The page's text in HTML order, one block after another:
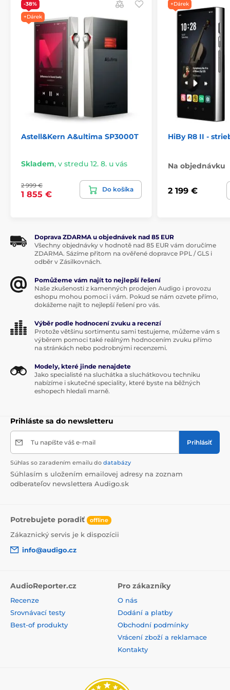
Špecifikácia
-38%
+Dárek
Astell&Kern A&ultima SP3000T
Skladem, v stredu 12. 8. u vás
2 999 €
1 855 €
Do košíka
+Dárek
HiBy R8 II -
Na objednávku
2 199 €
Doprava ZDARMA u objednávek nad 85 EUR
Všechny objednávky v hodnotě nad 85 EUR vám doručíme
ZDARMA. Sázíme přitom na ověřené dopravce PPL / GLS i
odběr v Zásilkovnách.
Pomůžeme vám najít to nejlepší řešení
Naše zkušenosti z kamenných prodejen Audigo i provozu
eshopu mohou pomoci i vám. Pokud se nám ozvete přímo,
dokážeme najít to nejlepší řešení pro vás.
Výběr podle hodnocení zvuku a recenzí
Protože většinu sortimentu sami testujeme, můžeme vám s
výběrem pomoci také reálným hodnocením zvuku přímo
na stránkách nebo podrobnými recenzemi.
Modely, které jinde nenajdete
Jako specialisté na sluchátka a sluchátkovou techniku
nabízíme i skutečné speciality, které byste na běžných
eshopech hledali marně.
Prihláste sa do newsletteru
Tu napíšte váš e-mail Prihlásiť
Súhlas so zaradením emailu do databázy
Súhlasím s uložením emailovej adresy na zoznam
odberateľov newslettera Audigo.sk
Potrebujete poradiť offline
Zákaznický servis je k dispozícii
info@audigo.cz
AudioReporter.cz
Recenze
Srovnávací testy
Best-of produkty
Pro zákazníky
O nás
Dodání a platby
Obchodní podmínky
Vrácení zboží a reklamace
Kontakty